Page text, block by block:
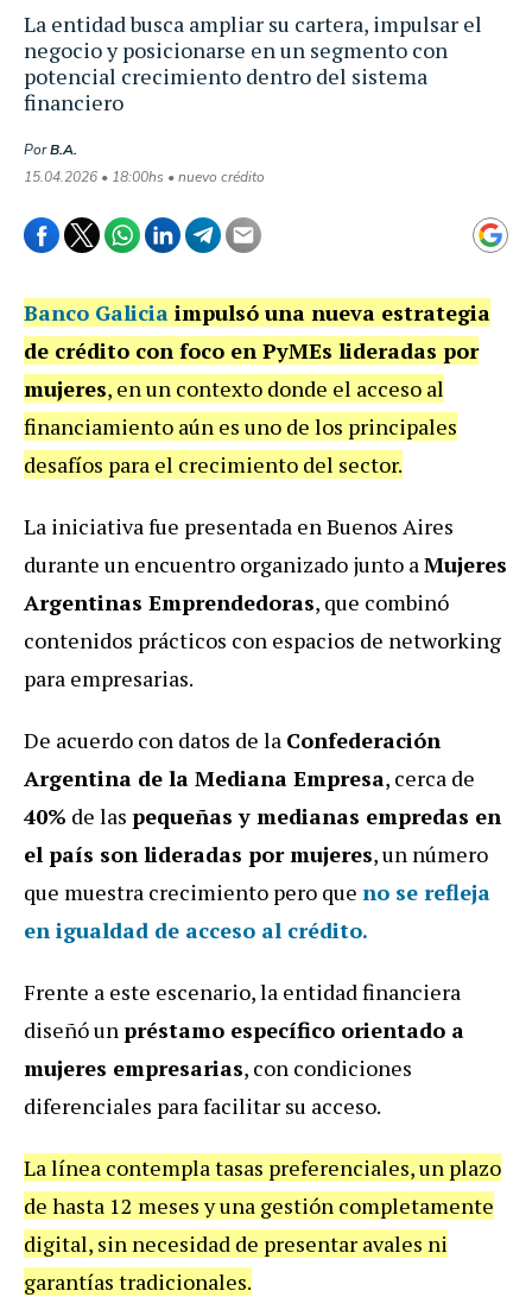
La entidad busca ampliar su cartera, impulsar el
negocio y posicionarse en un segmento con
potencial crecimiento dentro del sistema
financiero
PorB.A.
15.04.2026 • 18:00hs • nuevo crédito
Banco Galicia impulsó una nueva estrategia
de crédito con foco en PyMEs lideradas por
mujeres, en un contexto donde el acceso al
financiamiento aún es uno de los principales
desafíos para el crecimiento del sector.
La iniciativa fue presentada en Buenos Aires
durante un encuentro organizado junto aMujeres
Argentinas Emprendedoras, que combinó
contenidos prácticos con espacios de networking
para empresarias.
De acuerdo con datos de la Confederación
Argentina de la Mediana Empresa, cerca de
40% de las pequeñas y medianas empredas en
el país son lideradas por mujeres, un número
que muestra crecimiento pero que no se refleja
en igualdad de acceso al crédito.
Frente a este escenario, la entidad financiera
diseñó unpréstamo específico orientado a
mujeres empresarias, con condiciones
diferenciales para facilitar su acceso.
La línea contempla tasas preferenciales, un plazo
de hasta 12 meses y una gestión completamente
digital, sin necesidad de presentar avales ni
garantías tradicionales.